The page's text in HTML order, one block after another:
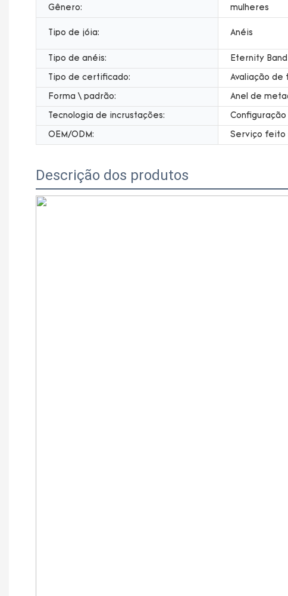
Gênero: mulheres
Tipo de jóia: Anéis
Tipo de anéis: Eternity
Tipo de certificado: Avaliação de
Forma \ padrão: Anel de
Tecnologia de incrustações:
OEM/ODM: Serviço feito
Descrição dos produtos